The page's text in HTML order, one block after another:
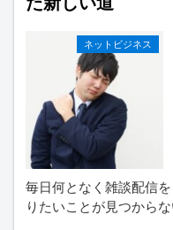
ネットビジネス
毎日何となく雑談配信
りたいことが見つから